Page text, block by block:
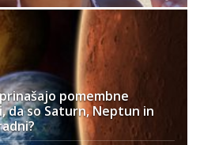
pomembne
da so Saturn, Neptun in